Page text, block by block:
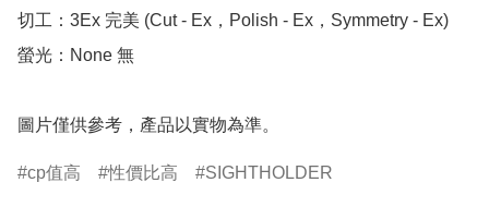
切工：3Ex 完美 (Cut - Ex，Polish - Ex，Symmetry - Ex)
螢光：None 無
圖片僅供參考，產品以實物為準。
cp值高 性價比高 SIGHTHOLDER